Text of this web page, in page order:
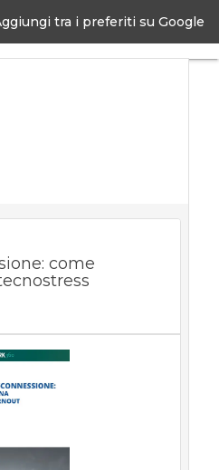
tra i preferiti su Google
come